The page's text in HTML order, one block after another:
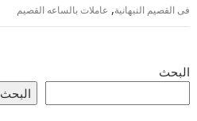
فى القصيم النبهانية, عاملات بالساعه القصيم
البحث
البحث